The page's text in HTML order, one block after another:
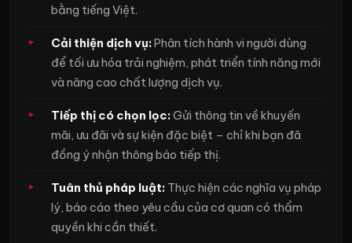
bằng tiếng Việt.
Cải thiện dịch vụ:Phân tích hành vi người dùng
để tối ưu hóa trải nghiệm, phát triển tính năng mới
và nâng cao chất lượng dịch vụ.
Tiếp thị có chọn lọc:Gửi thông tin về khuyến
mãi, ưu đãi và sự kiện đặc biệt – chỉ khi bạn đã
đồng ý nhận thông báo tiếp thị.
Tuân thủ pháp luật: Thực hiện các nghĩa vụ pháp
lý, báo cáo theo yêu cầu của cơ quan có thẩm
quyền khi cần thiết.